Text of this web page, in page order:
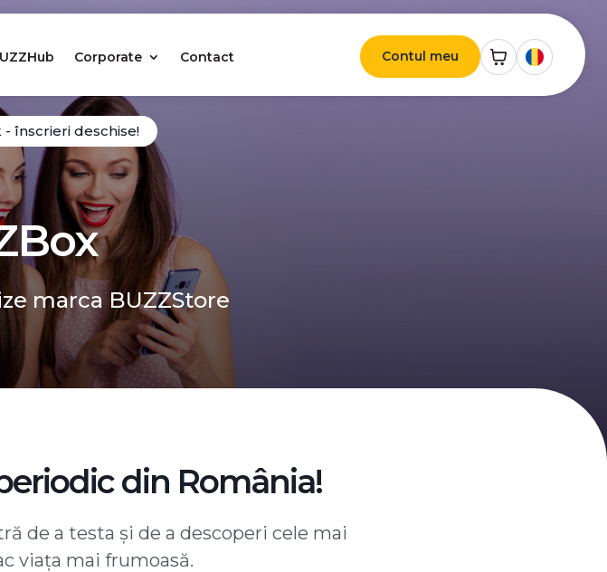
Corporate Contact Contul meu
- înscrieri deschise!
marca BUZZStore
din România!
de a testa și de a descoperi cele mai
viața mai frumoasă.